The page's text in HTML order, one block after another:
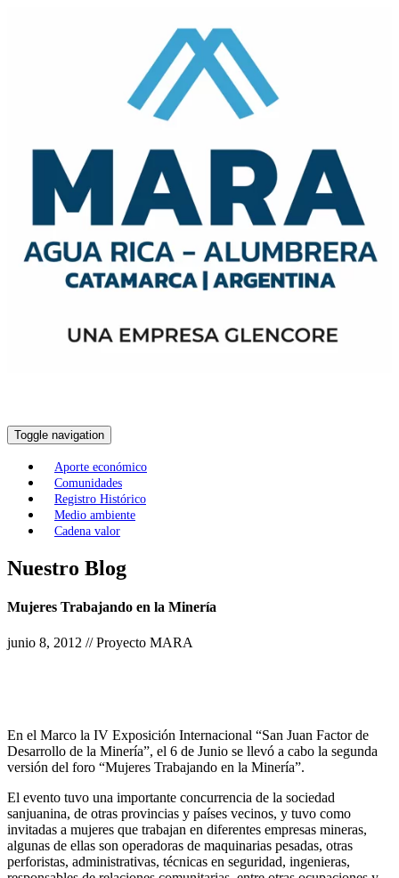
Toggle navigation
Aporte económico
Comunidades
Registro Histórico
Medio ambiente
Cadena valor
Nuestro Blog
Mujeres Trabajando en la Minería
junio 8, 2012 // Proyecto MARA
En el Marco la IV Exposición Internacional “San Juan Factor de
Desarrollo de la Minería”, el 6 de Junio se llevó a cabo la segunda
versión del foro “Mujeres Trabajando en la Minería”.
El evento tuvo una importante concurrencia de la sociedad
sanjuanina, de otras provincias y países vecinos, y tuvo como
invitadas a mujeres que trabajan en diferentes empresas mineras,
algunas de ellas son operadoras de maquinarias pesadas, otras
perforistas, administrativas, técnicas en seguridad, ingenieras,